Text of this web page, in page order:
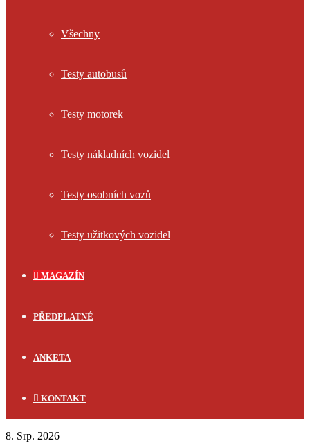
Všechny
Testy autobusů
Testy motorek
Testy nákladních vozidel
Testy osobních vozů
Testy užitkových vozidel
MAGAZÍN
PŘEDPLATNÉ
ANKETA
KONTAKT
8. Srp. 2026